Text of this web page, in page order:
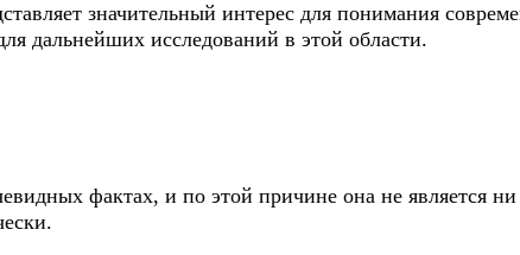
значительный интерес для понимания
дальнейших исследований в этой области.
фактах, и по этой причине она не является